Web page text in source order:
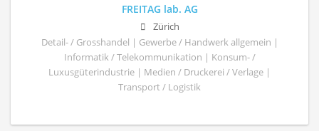
FREITAG lab. AG
Zürich
Detail- / Grosshandel | Gewerbe / Handwerk allgemein |
Informatik / Telekommunikation | Konsum- /
Luxusgüterindustrie | Medien / Druckerei / Verlage |
Transport / Logistik